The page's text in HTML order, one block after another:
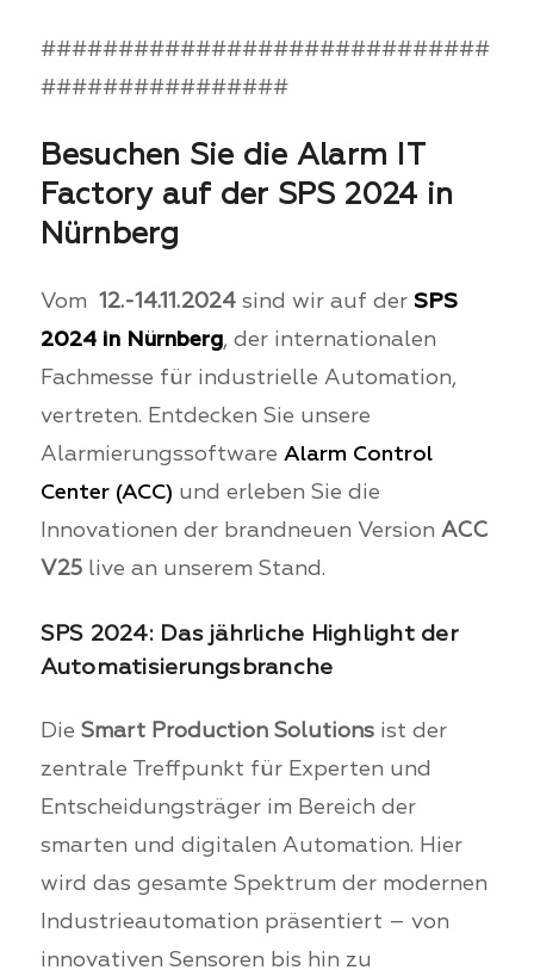
#############################
################
Besuchen Sie die Alarm IT
Factory auf der SPS 2024 in
Nürnberg
Vom 12.-14.11.2024sind wir auf der SPS
2024 in Nürnberg, der internationalen
Fachmesse für industrielle Automation,
vertreten. Entdecken Sie unsere
Alarmierungssoftware Alarm Control
Center (ACC) und erleben Sie die
Innovationen der brandneuen Version ACC
V25live an unserem Stand.
SPS 2024: Das jährliche Highlight der
Automatisierungsbranche
Die Smart Production Solutionsist der
zentrale Treffpunkt für Experten und
Entscheidungsträger im Bereich der
smarten und digitalen Automation. Hier
wird das gesamte Spektrum der modernen
Industrieautomation präsentiert – von
innovativen Sensoren bis hin zu